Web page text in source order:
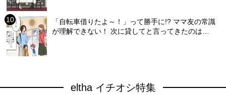
「自転車借りたよ～！」って勝手に!? ママ友の常識
が理解できない！ 次に貸してと言ってきたのは…
eltha イチオシ特集